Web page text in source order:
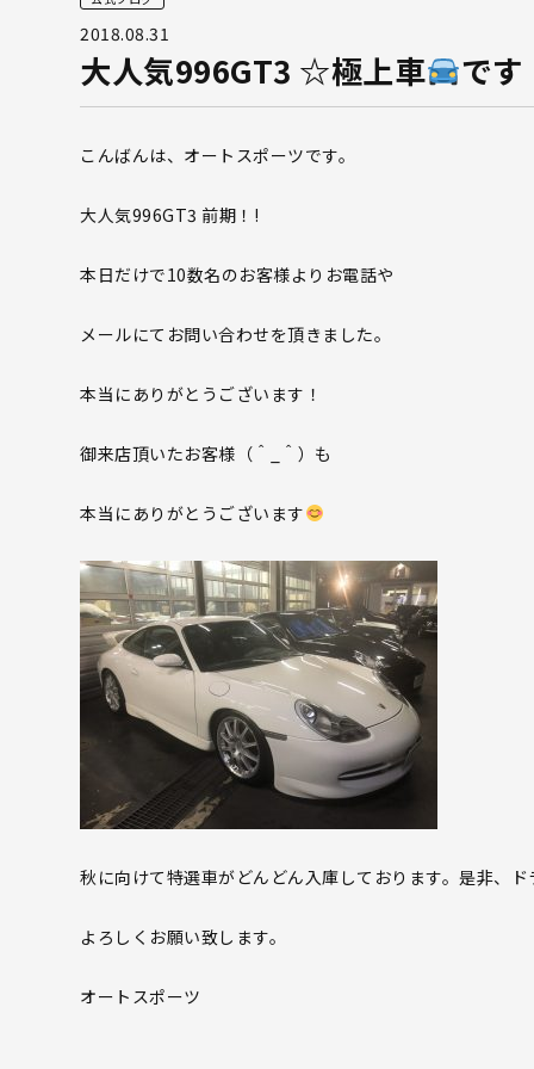
2018.08.31
大人気996GT3 ☆極上車 です
こんばんは、オートスポーツです。
大人気996GT3 前期！!
本日だけで10数名のお客様よりお電話や
メールにてお問い合わせを頂きました。
本当にありがとうございます！
御来店頂いたお客様（＾_＾）も
本当にありがとうございます
秋に向けて特選車がどんどん入庫しております。是非、
よろしくお願い致します。
オートスポーツ